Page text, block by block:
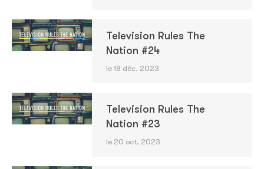
Television Rules The
Nation #24
le 18 déc. 2023
Television Rules The
Nation #23
le 20 oct. 2023